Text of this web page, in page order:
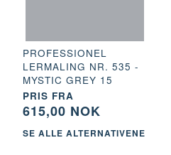
PROFESSIONEL
LERMALING NR. 535 -
MYSTIC GREY 15
PRIS FRA
615,00 NOK
SE ALLE ALTERNATIVENE